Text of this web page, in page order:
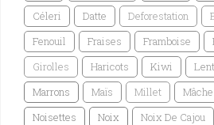
Céleri
Datte Deforestation
Fenouil
Fraises Framboise
Girolles
Haricots Kiwi
Marrons
Maïs Millet Mâche
Noisettes
Noix Noix De Cajou